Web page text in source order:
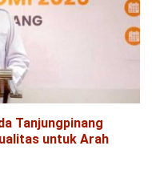
Tanjungpinang
untuk Arah